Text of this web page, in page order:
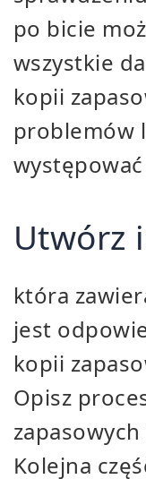
po bicie
wszystkie
kopii
problemów
Utwórz
która
jest
kopii
Opisz
Kolejna